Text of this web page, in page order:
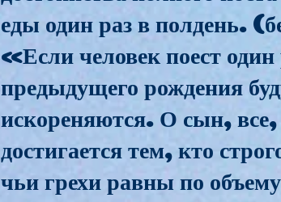
еды один раз в полдень.
«Если человек поест
предыдущего рождения
искореняются. О сын, все,
достигается тем, кто
чьи грехи равны по